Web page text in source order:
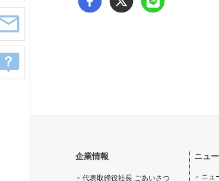
企業情報
代表取締役社長 ごあいさつ
ニュ
ニュ